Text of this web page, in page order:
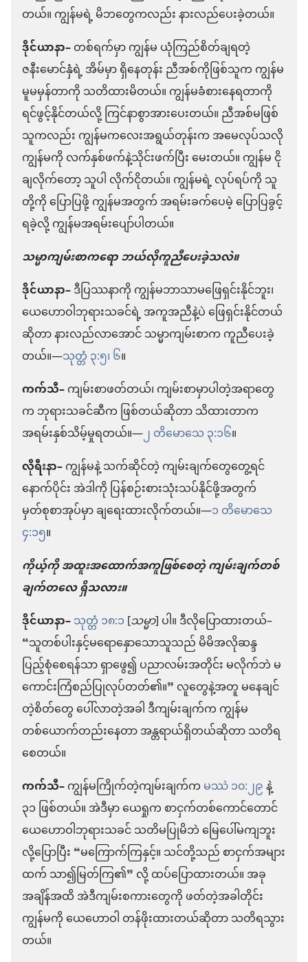
တယ်။ ကျွန်မရဲ့ မိဘတွေကလည်း နားလည်ပေးခဲ့တယ်။
ဒိုင်ယာနာ–တစ်ရက်မှာ ကျွန်မ ယုံကြည်စိတ်ချရတဲ့
ဇနီးမောင်နှံရဲ့ အိမ်မှာ ရှိနေတုန်း ညီအစ်ကိုဖြစ်သူက ကျွန်မ
မူမမှန်တာကို သတိထားမိတယ်။ ကျွန်မခံစားနေရတာကို
ရင်ဖွင့်နိုင်တယ်လို့ ကြင်နာစွာအားပေးတယ်။ ညီအစ်မဖြစ်
သူကလည်း ကျွန်မကလေးအရွယ်တုန်းက အမေလုပ်သလို
ကျွန်မကို လက်နှစ်ဖက်နဲ့သိုင်းဖက်ပြီး မေးတယ်။ ကျွန်မ ငို
ချလိုက်တော့ သူပါ လိုက်ငိုတယ်။ ကျွန်မရဲ့ လုပ်ရပ်ကို သူ
တို့ကို ပြောပြဖို့ ကျွန်မအတွက် အရမ်းခက်ပေမဲ့ ပြောပြခွင့်
ရခဲ့လို့ ကျွန်မအရမ်းပျော်ပါတယ်။
သမ္မာကျမ်းစာကရော ဘယ်လိုကူညီပေးခဲ့သလဲ။
ဒိုင်ယာနာ–ဒီပြဿနာကို ကျွန်မဘာသာမဖြေရှင်းနိုင်ဘူး၊
ယေဟောဝါဘုရားသခင်ရဲ့ အကူအညီနဲ့ပဲ ဖြေရှင်းနိုင်တယ်
ဆိုတာ နားလည်လာအောင် သမ္မာကျမ်းစာက ကူညီပေးခဲ့
တယ်။—သုတ္တံ ၃:၅၊ ၆။
ကက်သီ–ကျမ်းစာဖတ်တယ်၊ ကျမ်းစာမှာပါတဲ့အရာတွေ
က ဘုရားသခင်ဆီက ဖြစ်တယ်ဆိုတာ သိထားတာက
အရမ်းနှစ်သိမ့်မှုရတယ်။—၂ တိမောသေ ၃:၁၆။
လိုရီးနာ–ကျွန်မနဲ့ သက်ဆိုင်တဲ့ ကျမ်းချက်တွေတွေ့ရင်
နောက်ပိုင်း အဲဒါကို ပြန်စဉ်းစားသုံးသပ်နိုင်ဖို့အတွက်
မှတ်စုစာအုပ်မှာ ချရေးထားလိုက်တယ်။—၁ တိမောသေ
၄:၁၅။
ကိုယ့်ကို အထူးအထောက်အကူဖြစ်စေတဲ့ ကျမ်းချက်တစ်
ချက်တလေ ရှိသလား။
ဒိုင်ယာနာ–သုတ္တံ ၁၈:၁[သမ္မာ] ပါ။ ဒီလိုပြောထားတယ်–
“သူတစ်ပါးနှင့်မရောနှောသောသူသည် မိမိအလိုဆန္ဒ
ပြည့်စုံစေရန်သာ ရှာဖွေ၍ ပညာလမ်းအတိုင်း မလိုက်ဘဲ မ
ကောင်းကြံစည်ပြုလုပ်တတ်၏။” လူတွေနဲ့အတူ မနေချင်
တဲ့စိတ်တွေ ပေါ်လာတဲ့အခါ ဒီကျမ်းချက်က ကျွန်မ
တစ်ယောက်တည်းနေတာ အန္တရာယ်ရှိတယ်ဆိုတာ သတိရ
စေတယ်။
ကက်သီ–ကျွန်မကြိုက်တဲ့ကျမ်းချက်ကမဿဲ ၁၀:၂၉နဲ့
၃၁ ဖြစ်တယ်။ အဲဒီမှာ ယေရှုက စာငှက်တစ်ကောင်တောင်
ယေဟောဝါဘုရားသခင် သတိမပြုမိဘဲ မြေပေါ်မကျဘူး
လို့ပြောပြီး “မကြောက်ကြနှင့်။ သင်တို့သည် စာငှက်အများ
ထက် သာ၍မြတ်ကြ၏” လို့ ထပ်ပြောထားတယ်။ အခု
အချိန်အထိ အဲဒီကျမ်းစကားတွေကို ဖတ်တဲ့အခါတိုင်း
ကျွန်မကို ယေဟောဝါ တန်ဖိုးထားတယ်ဆိုတာ သတိရသွား
တယ်။